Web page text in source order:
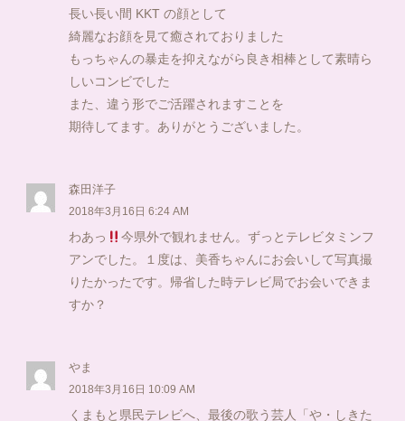
長い長い間 KKT の顔として
綺麗なお顔を見て癒されておりました
もっちゃんの暴走を抑えながら良き相棒として素晴ら
しいコンビでした
また、違う形でご活躍されますことを
期待してます。ありがとうございました。
森田洋子
2018年3月16日 6:24 AM
わあっ
今県外で観れません。ずっとテレビタミンフ
アンでした。１度は、美香ちゃんにお会いして写真撮
りたかったです。帰省した時テレビ局でお会いできま
すか？
やま
2018年3月16日 10:09 AM
くまもと県民テレビへ、最後の歌う芸人「や・しきた